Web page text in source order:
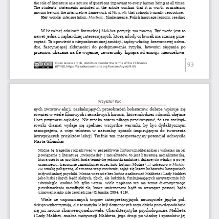
93
Open Access article, distributed under the terms of the CC licence
(BY-ND, https://creativecommons.org/licenses/by-nd/4.0/)
the role of literature as a source of questions important to every human being at all times.
The  students’  statements  included  in  the  article  confirm  that  it  is  worth  considering
moving beyond the interpretive framework of Macbeth that schools typically reproduce.
Key words: interpretation, Macbeth , Shakespeare, Polish language lessons, reading
W licealnej edukacji literackiej Makbet pozycję ma mocną. Być może jest to
nawet jedna z najbardziej interesujących, którą młody człowiek ma szansę prze-
czytać. Ta opowieść o nieposkromionej ambicji, żądzy władzy, brawurowej odwa-
dze,  fascynującej  skłonności  do  podejmowania  ryzyka,  łatwości  sięgania  po
przemoc, ukazana na tle wojennej zawieruchy, kipiąca od emocji , nieoczekiwa-
Krzysztof Koc
nych zwrotów akcji, zaskakujących przeobrażeń bohaterów, dobrze wpisuje się
również w wiele filmowych i serialowych historii, które młodzież i dorośli chętnie
i bez przymusu oglądają. Nie trzeba zatem nikogo przekonywać, że ten szekspi-
rowski  dramat  wydaje  się  spełniać  wszystkie  warunki,  by  być  dydaktycznym
samograjem,  a więc  tekstem  w naturalny  sposób  inspirującym  do  tworzenia
intrygujących projektów lekcji. Trafnie ten interpretacyjny potencjał uchwyciła
Marta Gibińska:
Można tę tragedię rozpatrywać w pespektywie historycznoliterackiej i wskazać na jej
powiązania z literaturą „zwierciadeł” i moralitetów, to jest literaturą moralizatorską,
która często za przykład brała tematykę jednostki ambitnej, dążącej do władzy, a po jej
osiągnięciu, tragicznie zmiażdżonej przez koło fortuny. Można (...) zobaczyć w Makbe-
cie sztukę polityczną, ale można też przeciwnie, zająć się losem bohaterów kategoriach
indywidualnej psychiki. Można wreszcie bez końca analizować Makbeta i Lady Makbet
jako ludzi silnych bądź słabych; złych, ale ludzkich, funkcjonujących antytetycznie lub
równolegle:  osobno  lub  tylko  razem.  Wiele  napisano  też  ma  temat  dramatycznego
przedstawienia  metafizyki  zła,  które  umieszczano  bądź  to  wewnątrz  postaci,  bądź
ujmowano jako siłę zewnętrzną (Gibińska 2004, 519).
Wiele  ze  wspomnianych  tropów  interpretacyjnych  nauczyciele  języka  pol-
skiego wykorzystują, ale tematyka lekcji dotyczących tego dzieła prawdopodobnie
się już mocno skonwencjonalizowała. Charakterystyka psychologiczna Makbeta
i Lady Makbet, analiza motywacji Makbeta, jego drogi po władzę i sposobów jej